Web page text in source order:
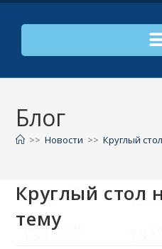
Блог
>> Новости >> Круглый
Круглый стол
тему